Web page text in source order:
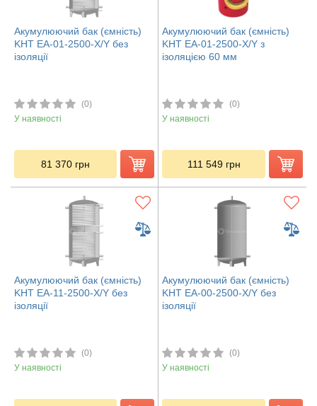
Акумулюючий бак (ємність)
KHT ЕА-01-2500-X/Y без
ізоляції
(0)
У наявності
81 370 грн
Акумулюючий бак (ємність)
KHT ЕА-01-2500-X/Y з
ізоляцією 60 мм
(0)
У наявності
111 549 грн
Акумулюючий бак (ємність)
KHT ЕА-11-2500-X/Y без
ізоляції
(0)
У наявності
Акумулюючий бак (ємність)
KHT ЕА-00-2500-X/Y без
ізоляції
(0)
У наявності